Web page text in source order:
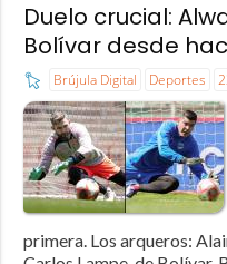
Duelo crucial:
Bolívar desde
Brújula Digital Deportes
primera. Los arqueros: